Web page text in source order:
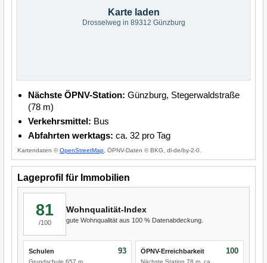
Karte laden
Drosselweg in 89312 Günzburg
Nächste ÖPNV-Station: Günzburg, Stegerwaldstraße
(78 m)
Verkehrsmittel: Bus
Abfahrten werktags: ca. 32 pro Tag
Kartendaten ©OpenStreetMap , ÖPNV-Daten © BKG, dl-de/by-2-0.
Lageprofil für Immobilien
81
/100
Wohnqualität-Index
gute Wohnqualität aus 100 % Datenabdeckung.
Schulen
Grundschule 657 m,
93 ÖPNV-Erreichbarkeit
Nächste Station 78 m, ca.
100